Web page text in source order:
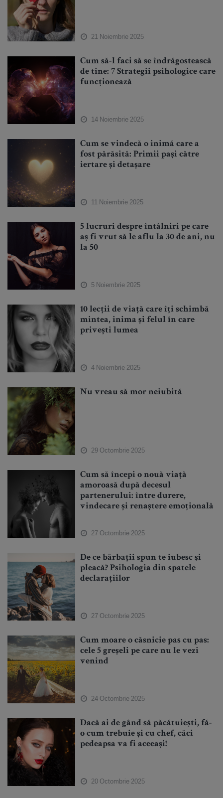
21 Noiembrie 2025
Cum să-l faci să se îndrăgostească
de tine: 7 Strategii psihologice care
funcționează
14 Noiembrie 2025
Cum se vindecă o inimă care a
fost părăsită: Primii pași către
iertare și detașare
11 Noiembrie 2025
5 lucruri despre întâlniri pe care
aș fi vrut să le aflu la 30 de ani, nu
la 50
5 Noiembrie 2025
10 lecții de viață care îți schimbă
mintea, inima și felul în care
privești lumea
4 Noiembrie 2025
Nu vreau să mor neiubită
29 Octombrie 2025
Cum să începi o nouă viață
amoroasă după decesul
partenerului: între durere,
vindecare și renaștere emoțională
27 Octombrie 2025
De ce bărbații spun te iubesc şi
pleacă? Psihologia din spatele
declarațiilor
27 Octombrie 2025
Cum moare o căsnicie pas cu pas:
cele 5 greșeli pe care nu le vezi
venind
24 Octombrie 2025
Dacă ai de gând să păcătuiești, fă-
o cum trebuie și cu chef, căci
pedeapsa va fi aceeași!
20 Octombrie 2025